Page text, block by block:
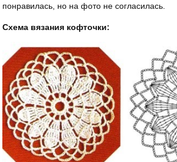
понравилась, но на фото не согласилась.
Схема вязания кофточки: